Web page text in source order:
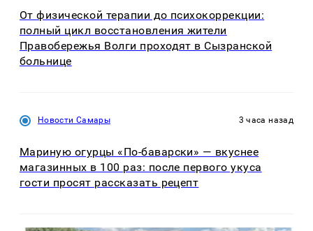
От физической терапии до психокоррекции:
полный цикл восстановления жители
Правобережья Волги проходят в Сызранской
больнице
Новости Самары 3 часа назад
Мариную огурцы «По-баварски» — вкуснее
магазинных в 100 раз: после первого укуса
гости просят рассказать рецепт